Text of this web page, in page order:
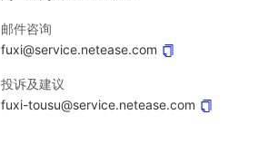
邮件咨询
fuxi@service.netease.com
投诉及建议
fuxi-tousu@service.netease.com